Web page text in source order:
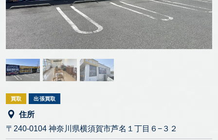
買取 出張買取
住所
〒240-0104 神奈川県横須賀市芦名１丁目６−３２